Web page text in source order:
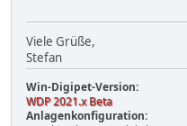
Viele Grüße,
Stefan
Win-Digipet-Version:
WDP 2021.x Beta
Anlagenkonfiguration: